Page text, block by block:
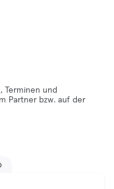
Terminen und
Partner bzw. auf der